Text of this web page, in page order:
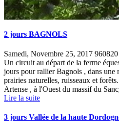
2 jours BAGNOLS
Samedi, Novembre 25, 2017 960820
Un circuit au départ de la ferme
jours pour rallier Bagnols , dans une
prairies naturelles, ruisseaux et
Artense , à l'Ouest du massif du
Lire la suite
3 jours Vallée de la haute